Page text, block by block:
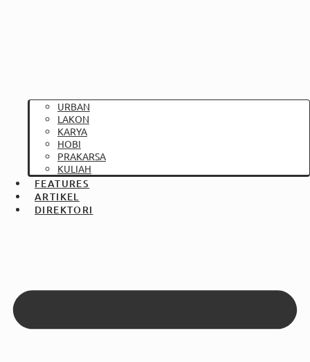
URBAN
LAKON
KARYA
HOBI
PRAKARSA
KULIAH
FEATURES
ARTIKEL
DIREKTORI